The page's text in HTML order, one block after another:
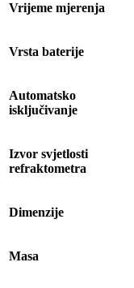
Vrijeme mjerenja
Vrsta baterije
Automatsko
isključivanje
Izvor svjetlosti
refraktometra
Dimenzije
Masa